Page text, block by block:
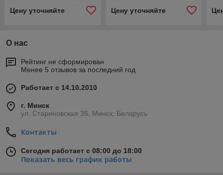
Цену уточняйте
Цену уточняйте
О нас
Рейтинг не сформирован
Менее 5 отзывов за последний год
Работает с 14.10.2010
г. Минск
ул. Стариновская 35, Минск, Беларусь
Контакты
Сегодня работает с 08:00 до 18:00
Показать весь график работы